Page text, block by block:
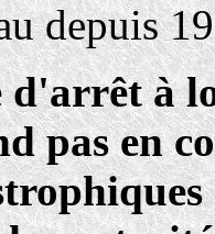
depuis
à
pas en